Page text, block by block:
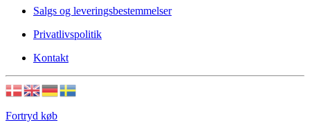
Salgs og leveringsbestemmelser
Privatlivspolitik
Kontakt
Fortryd køb